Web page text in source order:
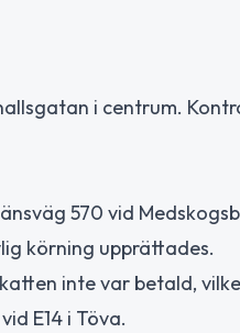
i centrum.
570 vid
körning upprättades.
inte var betald,
E14 i Töva.